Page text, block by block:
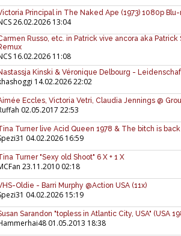
Principal in The Naked Ape (1973) 1080p
26.02.2026 13:04
Russo, etc. in Patrick vive ancora aka
16.02.2026 11:08
Kinski & Véronique Delbourg -
14.02.2026 22:02
Eccles, Victoria Vetri, Claudia Jennings @
02.05.2017 22:53
Turner live Acid Queen 1978 & The bitch is back
04.02.2026 16:59
Turner "Sexy old Shoot" 6 X + 1 X
23.11.2010 02:18
Oldie - Barri Murphy @Action USA (11x)
04.02.2026 15:19
Sarandon "topless in Atlantic City, USA" (USA
01.05.2013 18:38